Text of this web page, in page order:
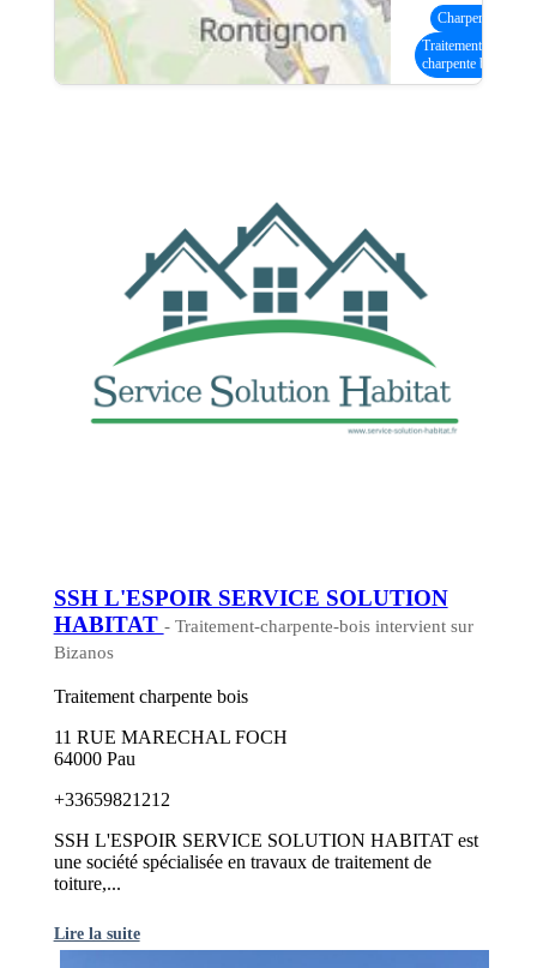
Charpente bois
Traitement
charpente bois
SSH L'ESPOIR SERVICE SOLUTION
HABITAT - Traitement-charpente-bois intervient sur
Bizanos
Traitement charpente bois
11 RUE MARECHAL FOCH
64000 Pau
+33659821212
SSH L'ESPOIR SERVICE SOLUTION HABITAT est
une société spécialisée en travaux de traitement de
toiture,...
Lire la suite